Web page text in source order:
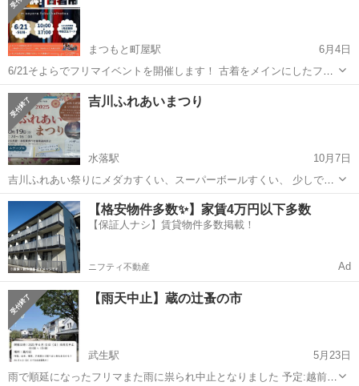
まつもと町屋駅
6月4日
6/21そよらでフリマイベントを開催します！ 古着をメインにしたフリ
マイベントで出店者も多くお安い商品も多数ございます！ 中には500
円で掘り出し物に出会えるかも！
福井 福井市 まつもと町屋駅 フリーマーケット
吉川ふれあいまつり
水落駅
10月7日
吉川ふれあい祭りにメダカすくい、スーパーボールすくい、 少しです
が個体販売も行います 他にもたくさんイベントしてるので老若男女問
わず楽しめる祭りになってますので是非是非遊びに来てもらえると嬉
しいです😃
福井 鯖江市 水落駅 フリーマーケット すくい
【格安物件多数✨】家賃4万円以下多数
【保証人ナシ】賃貸物件多数掲載！
ニフティ不動産 Ad
【雨天中止】蔵の辻蚤の市
武生駅
5月23日
雨で順延になったフリマまた雨に祟られ中止となりました 予定:越前市